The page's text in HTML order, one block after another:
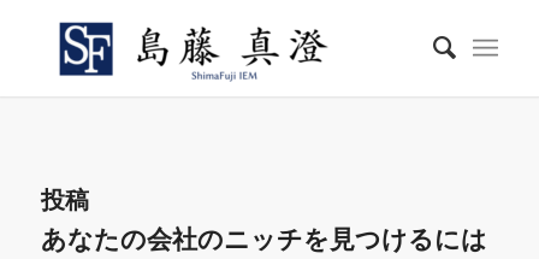
投稿
あなたの会社のニッチを見つけるには